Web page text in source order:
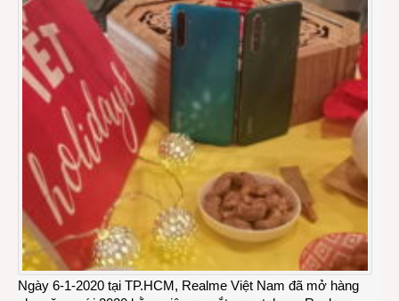
Ngày 6-1-2020 tại TP.HCM, Realme Việt Nam đã mở hàng